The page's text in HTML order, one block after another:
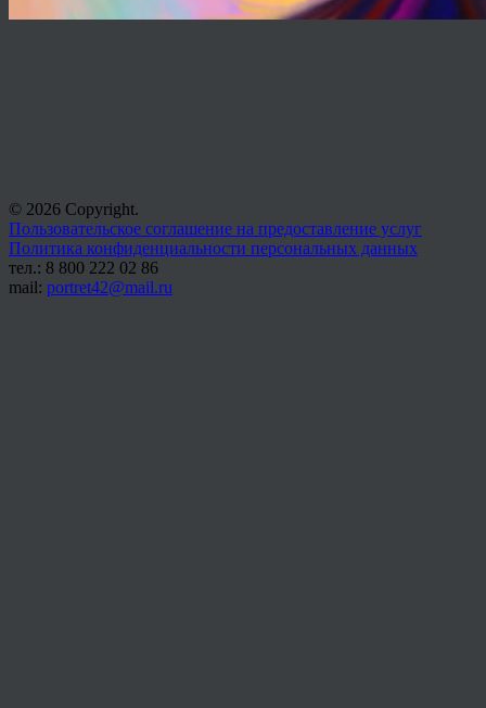
© 2026 Copyright.
Пользовательское соглашение на предоставление услуг
Политика конфиденциальности персональных данных
тел.: 8 800 222 02 86
mail: portret42@mail.ru